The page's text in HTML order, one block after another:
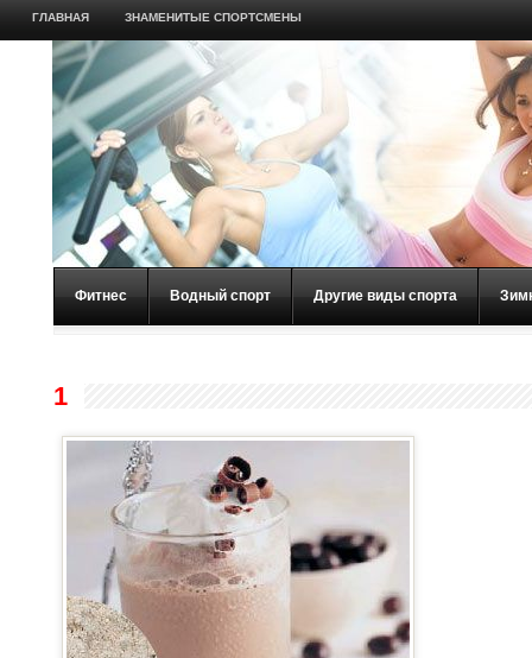
ГЛАВНАЯ ЗНАМЕНИТЫЕ СПОРТСМЕНЫ
Фитнес Водный спорт Другие виды спорта
1